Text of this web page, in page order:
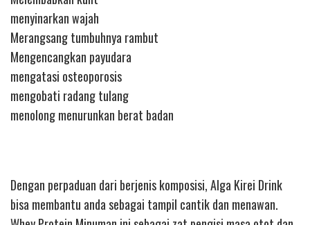
menyinarkan wajah
Merangsang tumbuhnya rambut
Mengencangkan payudara
mengatasi osteoporosis
mengobati radang tulang
menolong menurunkan berat badan
Dengan perpaduan dari berjenis komposisi, Alga Kirei Drink
bisa membantu anda sebagai tampil cantik dan menawan.